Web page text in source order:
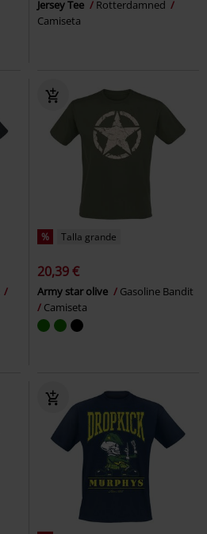
Jersey Tee
Rotterdamned
Camiseta
% Talla grande
20,39 €
Army star olive
Gasoline Bandit
Camiseta